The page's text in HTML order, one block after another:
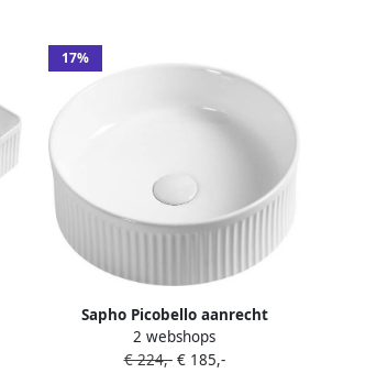
17%
Sapho Picobello aanrecht
keramische wastafel dia. 37 cm
wit
2 webshops
€ 224,-€ 185,-